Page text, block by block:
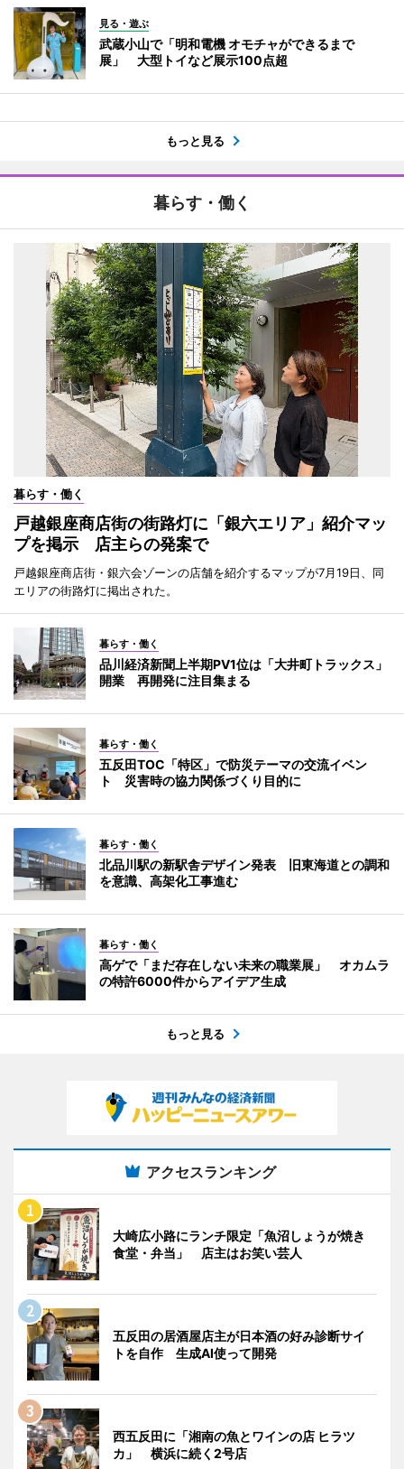
見る・遊ぶ
武蔵小山で「明和電機 オモチャができるまで
展」 大型トイなど展示100点超
もっと見る
暮らす・働く
暮らす・働く
戸越銀座商店街の街路灯に「銀六エリア」紹介マッ
プを掲示 店主らの発案で
戸越銀座商店街・銀六会ゾーンの店舗を紹介するマップが7月19日、同
エリアの街路灯に掲出された。
暮らす・働く
品川経済新聞上半期PV1位は「大井町トラックス」
開業 再開発に注目集まる
暮らす・働く
五反田TOC「特区」で防災テーマの交流イベン
ト 災害時の協力関係づくり目的に
暮らす・働く
北品川駅の新駅舎デザイン発表 旧東海道との調和
を意識、高架化工事進む
暮らす・働く
高ゲで「まだ存在しない未来の職業展」 オカムラ
の特許6000件からアイデア生成
もっと見る
アクセスランキング
大崎広小路にランチ限定「魚沼しょうが焼き
食堂・弁当」 店主はお笑い芸人
五反田の居酒屋店主が日本酒の好み診断サイ
トを自作 生成AI使って開発
西五反田に「湘南の魚とワインの店 ヒラツ
カ」 横浜に続く2号店